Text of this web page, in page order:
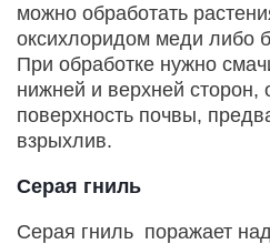
можно обработать
оксихлоридом меди либо
При обработке нужно
нижней и верхней сторон,
поверхность почвы,
взрыхлив.
Серая гниль
Серая гниль поражает